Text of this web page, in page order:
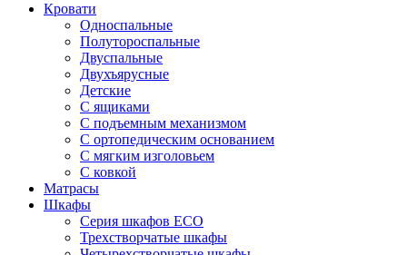
Кровати
Односпальные
Полутороспальные
Двуспальные
Двухъярусные
Детские
С ящиками
С подъемным механизмом
С ортопедическим основанием
С мягким изголовьем
С ковкой
Матрасы
Шкафы
Серия шкафов ECO
Трехстворчатые шкафы